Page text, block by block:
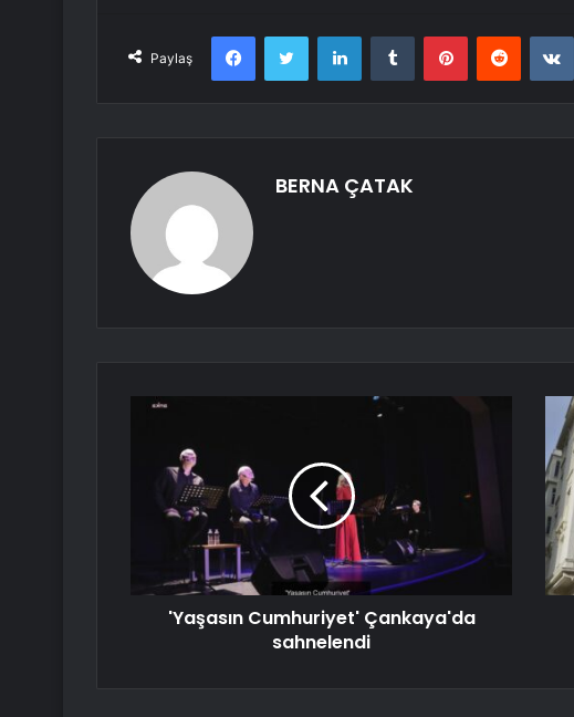
Paylaş
FacebookTwitter LinkedInTumblr PinterestReddit
BERNA ÇATAK
'Yaşasın Cumhuriyet' Çankaya'da
sahnelendi